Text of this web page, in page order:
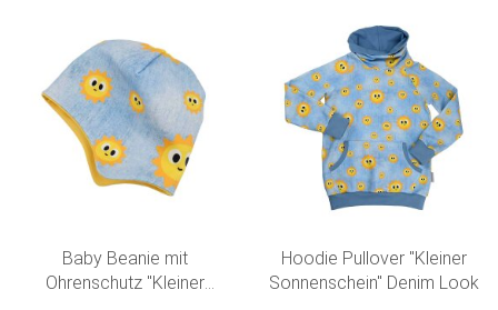
Baby Beanie mit
Ohrenschutz "Kleiner
Hoodie Pullover "Kleiner
Sonnenschein" Denim Look